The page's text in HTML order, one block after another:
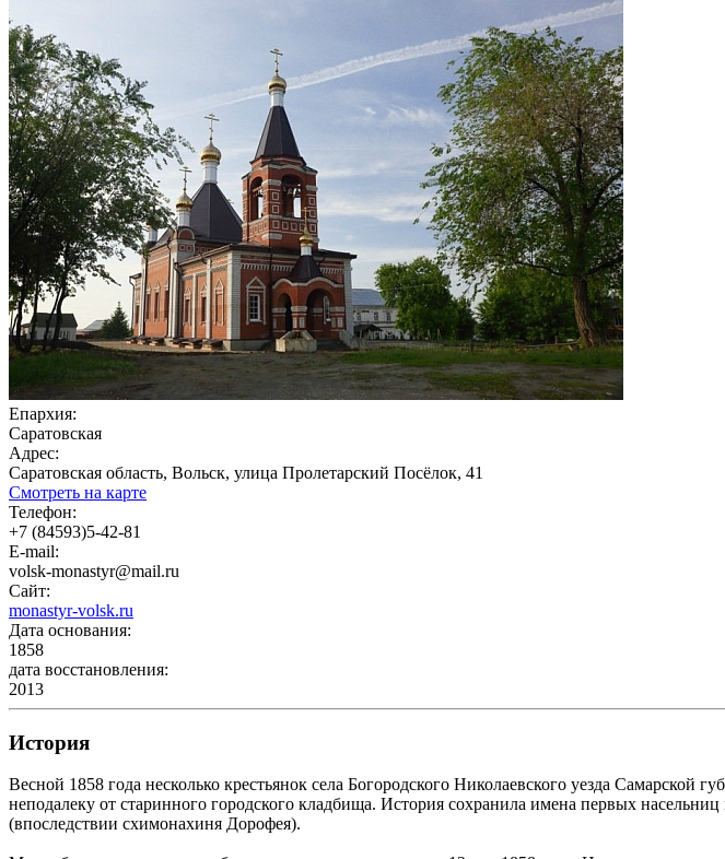
Епархия:
Саратовская
Адрес:
Саратовская область, Вольск, улица Пролетарский Посёлок, 41
Смотреть на карте
Телефон:
+7 (84593)5-42-81
E-mail:
volsk-monastyr@mail.ru
Сайт:
monastyr-volsk.ru
Дата основания:
1858
дата восстановления:
2013
История
Весной 1858 года несколько крестьянок села Богородского Николаевского уезда Самарской
неподалеку от старинного городского кладбища. История сохранила имена первых
(впоследствии схимонахиня Дорофея).